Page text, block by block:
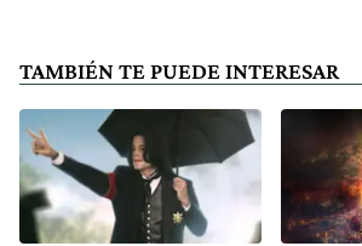
TAMBIÉN TE PUEDE INTERESAR